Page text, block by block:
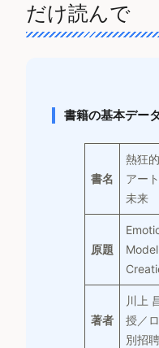
だけ読んで
書籍の基本データ
書名
熱狂
アー
未来
原題
著者
川上
授／
別招